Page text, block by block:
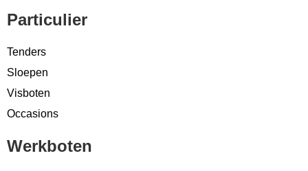
Particulier
Tenders
Sloepen
Visboten
Occasions
Werkboten